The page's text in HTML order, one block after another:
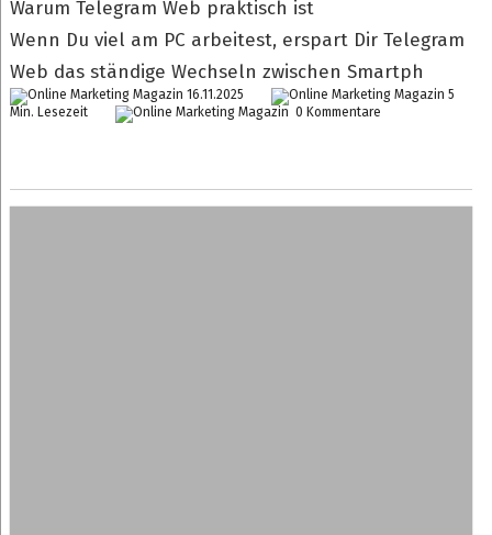
Warum Telegram Web praktisch ist
Wenn Du viel am PC arbeitest, erspart Dir Telegram
Web das ständige Wechseln zwischen Smartph
16.11.2025
5
Min. Lesezeit
0 Kommentare